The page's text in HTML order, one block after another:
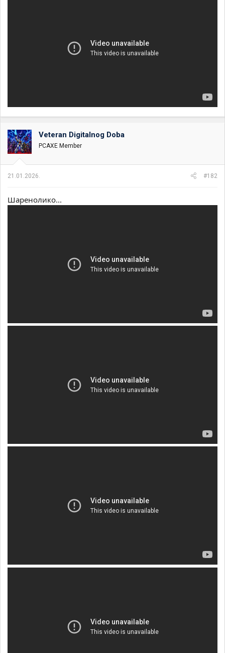
Veteran Digitalnog Doba
PCAXE Member
21.01.2026. #182
Шаренолико...